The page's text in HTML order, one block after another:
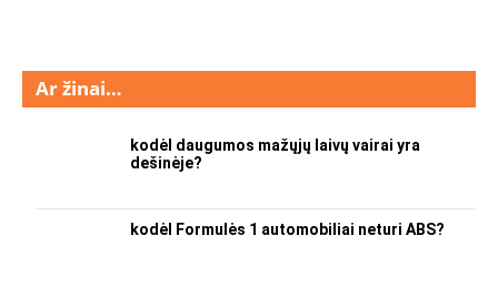
Ar žinai…
kodėl daugumos mažųjų laivų vairai yra
dešinėje?
kodėl Formulės 1 automobiliai neturi ABS?